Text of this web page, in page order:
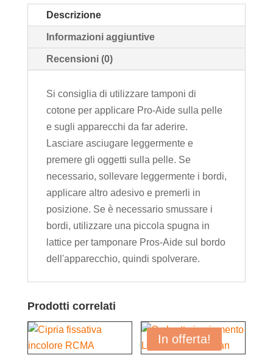
Descrizione
Informazioni aggiuntive
Recensioni (0)
Si consiglia di utilizzare tamponi di
cotone per applicare Pro-Aide sulla pelle
e sugli apparecchi da far aderire.
Lasciare asciugare leggermente e
premere gli oggetti sulla pelle. Se
necessario, sollevare leggermente i bordi,
applicare altro adesivo e premerli in
posizione. Se è necessario smussare i
bordi, utilizzare una piccola spugna in
lattice per tamponare Pros-Aide sul bordo
dell'apparecchio, quindi spolverare.
Prodotti correlati
In offerta!